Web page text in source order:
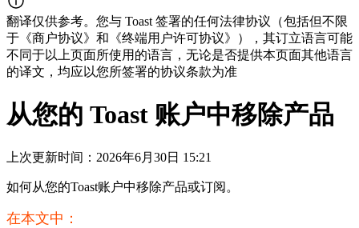
翻译仅供参考。您与 Toast 签署的任何法律协议（包括但不限
于《商户协议》和《终端用户许可协议》），其订立语言可能
不同于以上页面所使用的语言，无论是否提供本页面其他语言
的译文，均应以您所签署的协议条款为准
从您的 Toast 账户中移除产品
上次更新时间：2026年6月30日 15:21
如何从您的Toast账户中移除产品或订阅。
在本文中：